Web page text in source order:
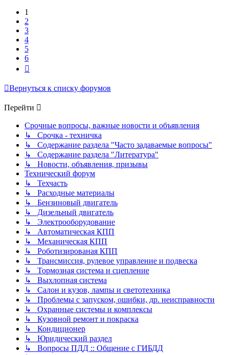
1
2
3
4
5
6
Вернуться к списку форумов
Перейти
Срочные вопросы, важные новости и объявления
↳ Срочка - техничка
↳ Содержание раздела "Часто задаваемые вопросы"
↳ Содержание раздела "Литература"
↳ Новости, объявления, призывы
Технический форум
↳ Техчасть
↳ Расходные материалы
↳ Бензиновый двигатель
↳ Дизельный двигатель
↳ Электрооборудование
↳ Автоматическая КПП
↳ Механическая КПП
↳ Роботизированая КПП
↳ Трансмиссия, рулевое управление и подвеска
↳ Тормозная система и сцепление
↳ Выхлопная система
↳ Салон и кузов, лампы и светотехника
↳ Проблемы с запуском, ошибки, др. неисправности
↳ Охранные системы и комплексы
↳ Кузовной ремонт и покраска
↳ Кондиционер
↳ Юридический раздел
↳ Вопросы ПДД :: Общение с ГИБДД